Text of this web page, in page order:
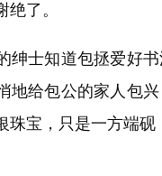
了。
士知道包拯爱好书
地给包公的家人包
珠宝，只是一方端砚